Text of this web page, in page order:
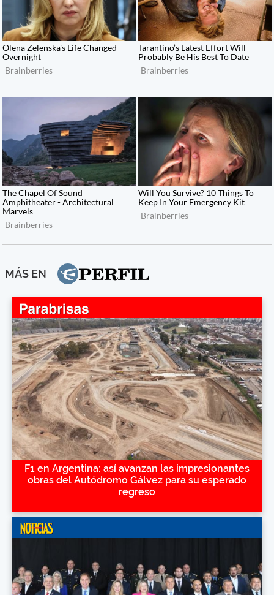
MÁS EN
F1 en Argentina: así avanzan las impresionantes
obras del Autódromo Gálvez para su esperado
regreso